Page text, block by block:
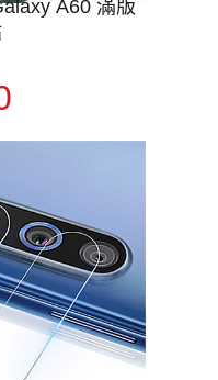
A60 滿版